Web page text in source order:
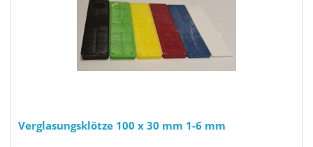
Verglasungsklötze 100 x 30 mm 1-6 mm